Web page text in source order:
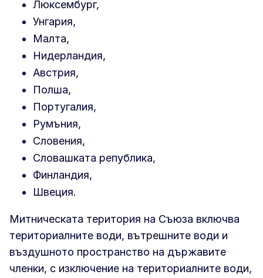
Люксембург,
Унгария,
Малта,
Нидерландия,
Австрия,
Полша,
Португалия,
Румъния,
Словения,
Словашката република,
Финландия,
Швеция.
Митническата територия на Съюза включва
териториалните води, вътрешните води и
въздушното пространство на държавите
членки, с изключение на териториалните води,